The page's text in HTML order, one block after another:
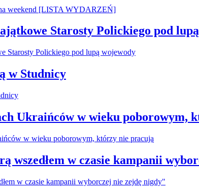
Starosty Polickiego pod
w Studnicy
Ukraińców w wieku poborowym,
wszedłem w czasie kampanii